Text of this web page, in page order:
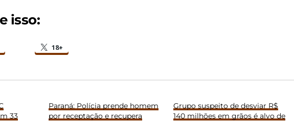
isso:
18+
33
Paraná: Polícia prende homem
por receptação e recupera
Grupo suspeito de desviar R$
140 milhões em grãos é alvo de